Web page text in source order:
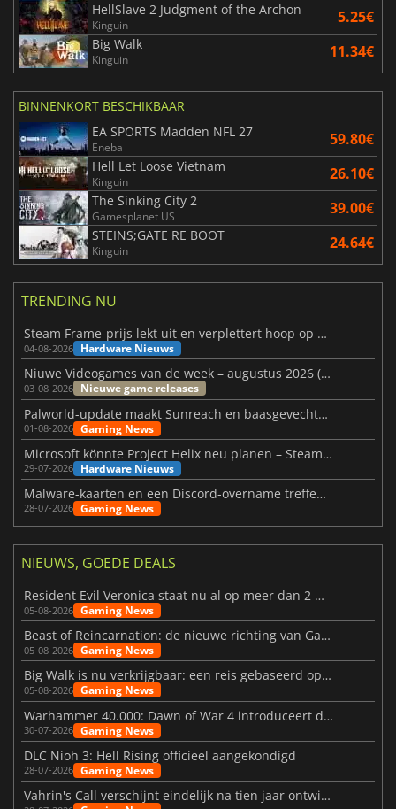
HellSlave 2 Judgment of the Archon
Kinguin 5.25€
Big Walk
Kinguin 11.34€
BINNENKORT BESCHIKBAAR
EA SPORTS Madden NFL 27
Eneba 59.80€
Hell Let Loose Vietnam
Kinguin 26.10€
The Sinking City 2
Gamesplanet US 39.00€
STEINS;GATE RE BOOT
Kinguin 24.64€
TRENDING NU
Steam Frame-prijs lekt uit en verplettert hoop op betaalbare VR
04-08-2026 Hardware Nieuws
Niuwe Videogames van de week – augustus 2026 (week 32)
03-08-2026 Nieuwe game releases
Palworld-update maakt Sunreach en baasgevechten stabieler
01-08-2026 Gaming News
Microsoft könnte Project Helix neu planen – Steam-Support wackelt
29-07-2026 Hardware Nieuws
Malware-kaarten en een Discord-overname treffen Meccha Chameleon
28-07-2026 Gaming News
NIEUWS, GOEDE DEALS
Resident Evil Veronica staat nu al op meer dan 2 miljoen verlanglijstjes
05-08-2026 Gaming News
Beast of Reincarnation: de nieuwe richting van Game Freak
05-08-2026 Gaming News
Big Walk is nu verkrijgbaar: een reis gebaseerd op vriendschap
05-08-2026 Gaming News
Warhammer 40.000: Dawn of War 4 introduceert de Necron-factie
30-07-2026 Gaming News
DLC Nioh 3: Hell Rising officieel aangekondigd
28-07-2026 Gaming News
Vahrin's Call verschijnt eindelijk na tien jaar ontwikkeling